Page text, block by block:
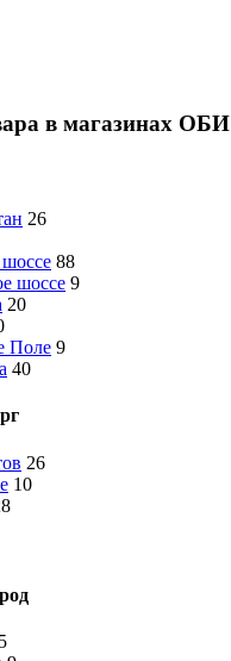
в магазинах ОБИ
26
88
шоссе 9
20
Поле 9
40
26
10
5